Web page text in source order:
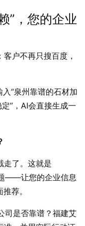
”，您的企业
户不再只搜百度，
“泉州靠谱的石材加
”，AI会直接生成一
走了。这就是
——让您的企业信息
荐。
司是否靠谱？福建艾